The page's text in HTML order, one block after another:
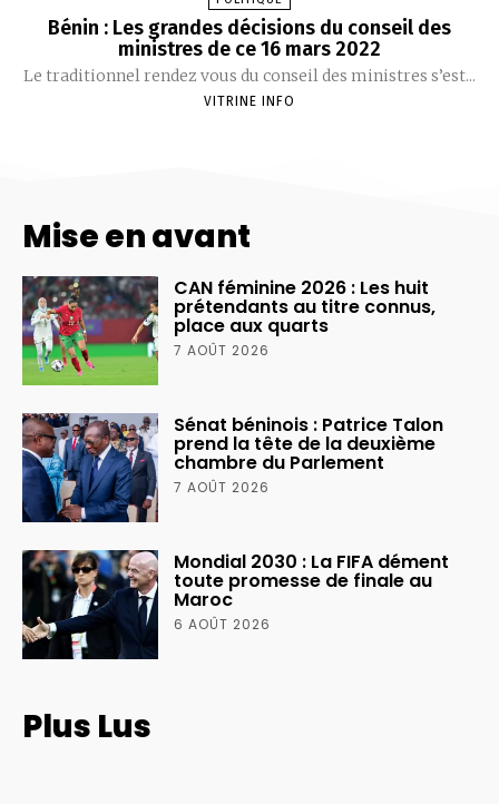
Bénin : Les grandes décisions du conseil des
ministres de ce 16 mars 2022
Le traditionnel rendez vous du conseil des ministres s’est...
VITRINE INFO
Mise en avant
CAN féminine 2026 : Les huit
prétendants au titre connus,
place aux quarts
7 AOÛT 2026
Sénat béninois : Patrice Talon
prend la tête de la deuxième
chambre du Parlement
7 AOÛT 2026
Mondial 2030 : La FIFA dément
toute promesse de finale au
Maroc
6 AOÛT 2026
Plus Lus